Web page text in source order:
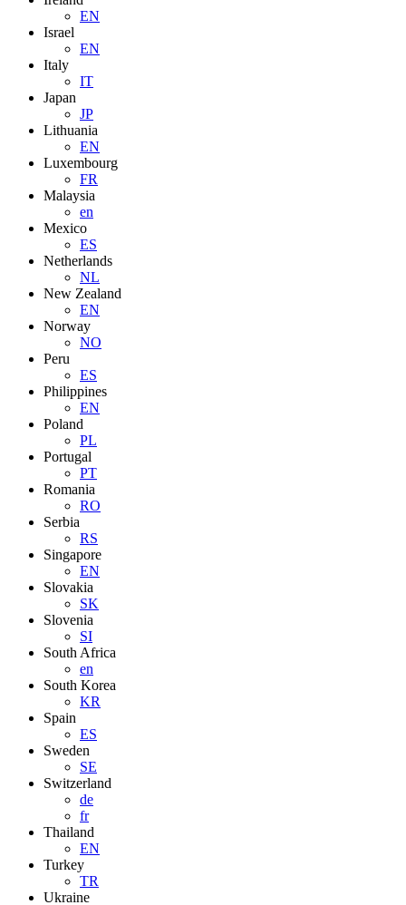
EN
Israel
EN
Italy
IT
Japan
JP
Lithuania
EN
Luxembourg
FR
Malaysia
en
Mexico
ES
Netherlands
NL
New Zealand
EN
Norway
NO
Peru
ES
Philippines
EN
Poland
PL
Portugal
PT
Romania
RO
Serbia
RS
Singapore
EN
Slovakia
SK
Slovenia
SI
South Africa
en
South Korea
KR
Spain
ES
Sweden
SE
Switzerland
de
fr
Thailand
EN
Turkey
TR
Ukraine